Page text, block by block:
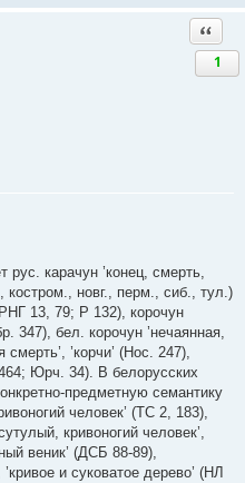
1
карачун ’конец, смерть,
костром., новг., перм., сиб., тул.)
13, 79; Р 132), корочун
347), бел. корочун ’нечаянная,
’корчи’ (Нос. 247),
Юрч. 34). В белорусских
предметную семантику
человек’ (ТС 2, 183),
кривоногий человек’,
веник’ (ДСБ 88-89),
и суковатое дерево’ (НЛ